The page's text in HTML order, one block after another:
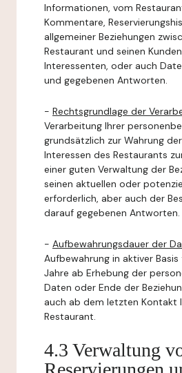
Informationen, vom
Kommentare,
allgemeiner Beziehungen
Restaurant und seinen
Interessenten, oder auch
und gegebenen Antworten.
- Rechtsgrundlage der
Verarbeitung Ihrer
grundsätzlich zur Wahrung
Interessen des Restaurants
einer guten Verwaltung der
seinen aktuellen oder
erforderlich, aber auch der
darauf gegebenen Antworten.
- Aufbewahrungsdauer der
Aufbewahrung in aktiver
Jahre ab Erhebung der
Daten oder Ende der
auch ab dem letzten Kontakt
Restaurant.
4.3 Verwaltung